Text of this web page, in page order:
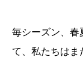
毎シーズン、春
て、私たちはま